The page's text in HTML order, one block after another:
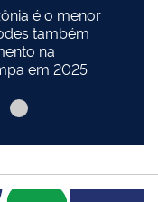
é o menor
também
na
em 2025